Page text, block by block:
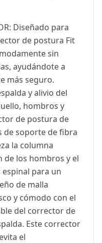
Diseñado para
de postura Fit
sin
ayudándote a
más seguro.
y alivio del
hombros y
de postura de
de soporte de fibra
la columna
de los hombros y el
para un
de malla
y cómodo con el
del corrector de
Este corrector
el